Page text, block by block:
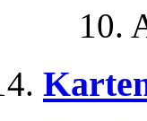
10.